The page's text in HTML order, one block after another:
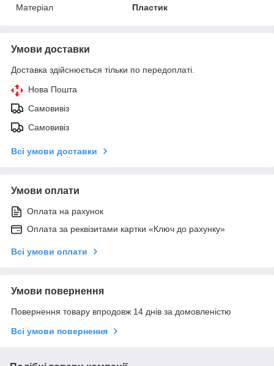
Матеріал
Пластик
Умови доставки
Доставка здійснюється тільки по передоплаті.
Нова Пошта
Самовивіз
Самовивіз
Всі умови доставки
Умови оплати
Оплата на рахунок
Оплата за реквізитами картки «Ключ до рахунку»
Всі умови оплати
Умови повернення
Повернення товару впродовж 14 днів за домовленістю
Всі умови повернення